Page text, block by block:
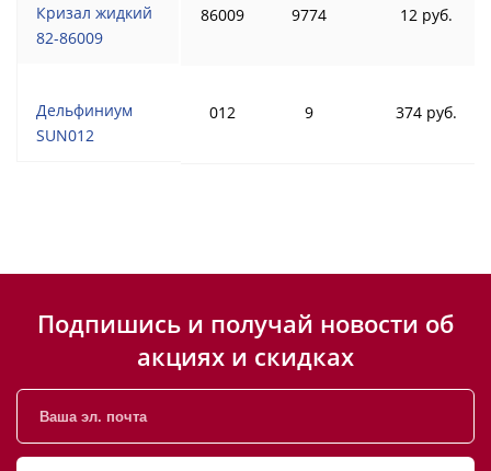
Кризал жидкий
82-86009
Дельфиниум
SUN012
86009 9774 12 руб.
012 9 374 руб.
Подпишись и получай новости об
акциях и скидках